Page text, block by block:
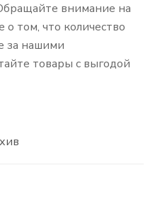
внимание на
том, что количество
за нашими
товары с выгодой